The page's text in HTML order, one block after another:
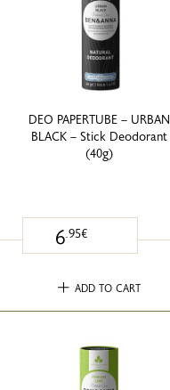
DEO PAPERTUBE – URBAN
BLACK – Stick Deodorant
(40g)
6.95€
ADD TO CART